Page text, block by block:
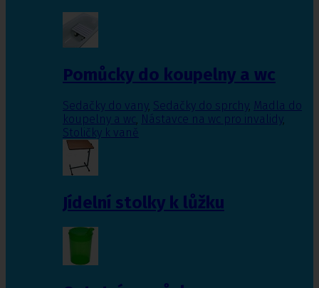
Pomůcky do koupelny a wc
Sedačky do vany, Sedačky do sprchy, Madla do
koupelny a wc, Nástavce na wc pro invalidy,
Stoličky k vaně
Jídelní stolky k lůžku